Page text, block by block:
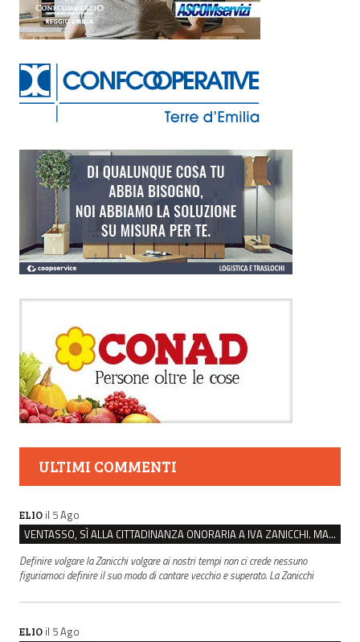
ULTIMI COMMENTI
ELIO il 5 Ago
VENTASSO, SÌ ALLA CITTADINANZA ONORARIA A IVA ZANICCHI. MA BARGIACCHI: “È DI PESSIMO GUSTO”
Definire volgare la Zanicchi volgare ai nostri tempi non ci crede nessuno
figuriamoci definire il suo modo di cantare vecchio e superato. La Zanicchi
ELIO il 5 Ago